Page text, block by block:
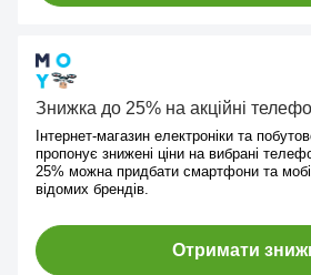
Знижка до 25% на акційні
Інтернет-магазин електроніки та
пропонує знижені ціни на вибрані
25% можна придбати смартфони та
відомих брендів.
Отримати